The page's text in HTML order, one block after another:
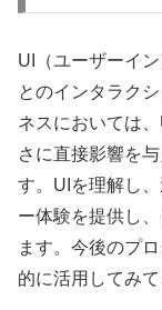
UI（ユーザーイ
とのインタラク
ネスにおいては
さに直接影響を
す。UIを理解し
ー体験を提供し
ます。今後のプ
的に活用してみて